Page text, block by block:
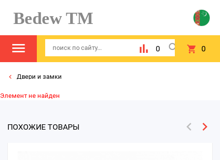
Bedew TM
0 0
Двери и замки
Элемент не найден
ПОХОЖИЕ ТОВАРЫ